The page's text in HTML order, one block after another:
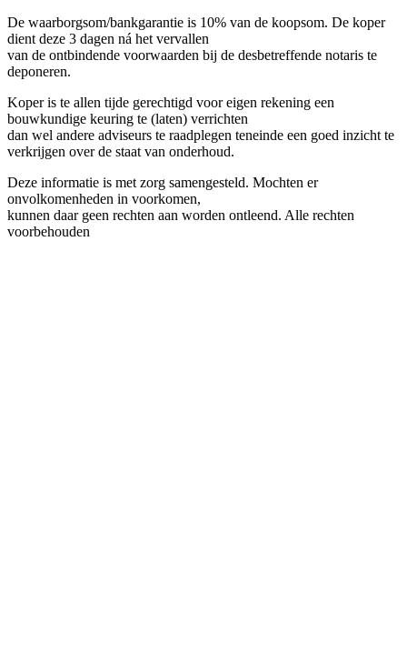
De waarborgsom/bankgarantie is 10% van de koopsom. De koper
dient deze 3 dagen ná het vervallen
van de ontbindende voorwaarden bij de desbetreffende notaris te
deponeren.
Koper is te allen tijde gerechtigd voor eigen rekening een
bouwkundige keuring te (laten) verrichten
dan wel andere adviseurs te raadplegen teneinde een goed inzicht te
verkrijgen over de staat van onderhoud.
Deze informatie is met zorg samengesteld. Mochten er
onvolkomenheden in voorkomen,
kunnen daar geen rechten aan worden ontleend. Alle rechten
voorbehouden